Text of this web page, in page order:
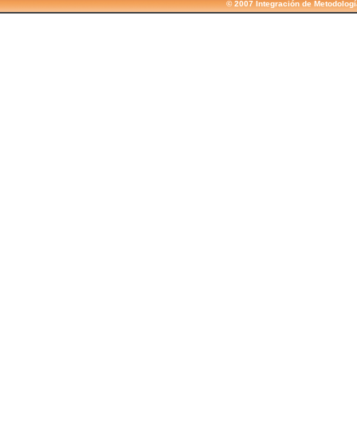
© 2007 Integración de